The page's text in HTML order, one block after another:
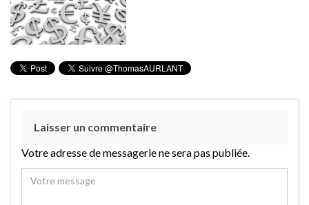
Laisser un commentaire
Votre adresse de messagerie ne sera pas publiée.